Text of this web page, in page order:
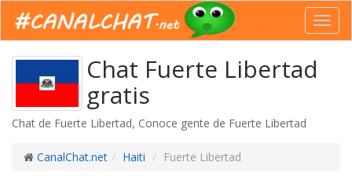
Chat Fuerte Libertad
gratis
Chat de Fuerte Libertad, Conoce gente de Fuerte Libertad
CanalChat.net Haiti Fuerte Libertad